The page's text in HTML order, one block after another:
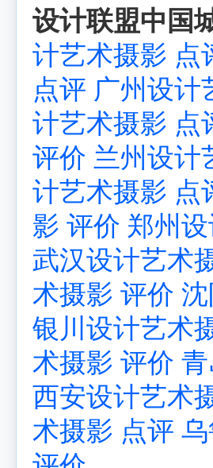
设计联盟中国
计艺术摄影 点
点评 广州设计
计艺术摄影 点
评价 兰州设计
计艺术摄影 点
影 评价 郑州
武汉设计艺术
术摄影 评价
银川设计艺术
术摄影 评价
西安设计艺术
术摄影 点评